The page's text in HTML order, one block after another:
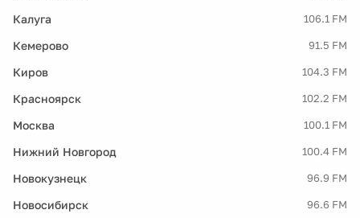
Калуга 106.1 FM
Кемерово 91.5 FM
Киров 104.3 FM
Красноярск 102.2 FM
Москва 100.1 FM
Нижний Новгород 100.4 FM
Новокузнецк 96.9 FM
Новосибирск 96.6 FM